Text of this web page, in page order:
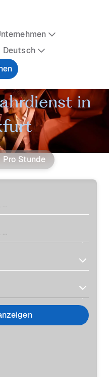
Deutsch
in
Pro Stunde